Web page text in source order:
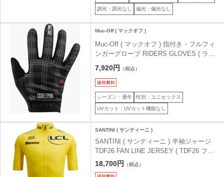
調光：調光なし 偏光：偏光なし
Muc-Off ( マックオフ )
Muc-Off ( マックオフ ) 指付き・フルフィ
ンガーグローブ RIDERS GLOVES ( ライ
ダーズ グローブ ) グレータータン XS
7,920円 （税込）
シーズン：通年 性別：ユニセックス
UVカット：UVカット機能なし
SANTINI ( サンティーニ )
SANTINI ( サンティーニ ) 半袖ジャージ
TDF26 FAN LINE JERSEY ( TDF26 ファ
ン ライン ジャージ ) イエロー M
18,700円 （税込）